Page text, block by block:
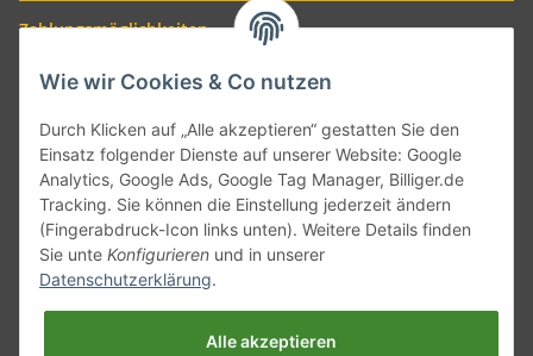
Zahlungsmöglichkeiten
Versand mit
Wie wir Cookies & Co nutzen
Durch Klicken auf „Alle akzeptieren“ gestatten Sie den
Einsatz folgender Dienste auf unserer Website: Google
Analytics, Google Ads, Google Tag Manager, Billiger.de
Tracking. Sie können die Einstellung jederzeit ändern
(Fingerabdruck-Icon links unten). Weitere Details finden
Sie unte Konfigurieren und in unserer
Datenschutzerklärung.
Alle akzeptieren